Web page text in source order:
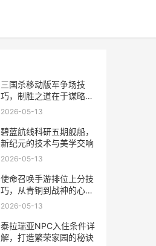
三国杀移动版军争场技
巧，制胜之道在于谋略与
应变
2026-05-13
碧蓝航线科研五期舰船，
新纪元的技术与美学交响
2026-05-13
使命召唤手游排位上分技
巧，从青铜到战神的心路
历程
2026-05-13
泰拉瑞亚NPC入住条件详
解，打造繁荣家园的秘诀